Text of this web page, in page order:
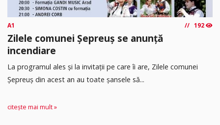
A1 192
Zilele comunei Șepreuș se anunță
incendiare
La programul ales și la invitații pe care îi are, Zilele comunei
Șepreuș din acest an au toate șansele să...
citește mai mult »